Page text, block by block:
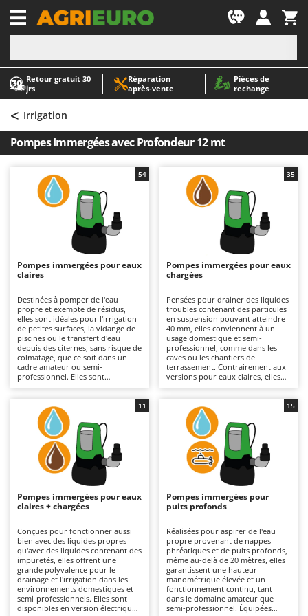
Retour gratuit 30
jrs
Réparation
après‑vente
Pièces de
rechange
-1
A
Abris de jardin
Accessoires pour tracteurs tondeuses autoportés
Aérateurs Scarificateurs pour gazon
Arracheuses de pommes de terre pour tracteur
Aspirateurs - Balais Électriques
Aspirateurs à cendres
Aspirateurs à feuilles sur roues
Aspirateurs de piscine
Aspirateurs Multifonctions
Atomiseurs agricoles pour tracteurs
Atomiseurs pour traitements
Autolaveuses
Autres produits
B
Balayeuses
Bancs de scie pour le bois - Scies à bûches
Barbecues
Bennes pour tracteur
Brosses pour sols extérieurs
Brouettes à moteur
Broyeurs à axe horizontal pour tracteur
Butteurs pour tracteur
C
Chargeurs de batterie - Démarreurs
Charrues pour tracteur
A
AgriEuro Premium
AgriEuro TOP-LINE
AGT
Aima
Airmec
ALA 2000
Alpina
Ama
Ambrogio Robot
Annovi Reverberi
ANTHBOT
Archman
Ardes
Argo
Ariete
Attila
Ausonia
Awelco
B
Baesso
Bahco
< Irrigation
Pompes Immergées avec Profondeur 12 mt
Pompes immergées pour eaux
claires
Destinées à pomper de l'eau
propre et exempte de résidus,
elles sont idéales pour l'irrigation
de petites surfaces, la vidange de
piscines ou le transfert d'eau
depuis des citernes, sans risque de
colmatage, que ce soit dans un
cadre amateur ou semi-
professionnel. Elles sont
électrique nécessaire au
fonctionnement) qu'en version à
batterie rechargeable, ce qui offre
une plus grande liberté
d'utilisation et une autonomie
prolongée grâce au remplacement
de la batterie déchargée. Modèles
en acier inoxydable disponibles
pour une meilleure résistance à la
corrosion. Pour maintenir leur
efficacité, il est important de
contrôler la roue et les passages
batterie, il est recommandé de
gérer correctement la charge
pendant les périodes
d'inutilisation.
54
Pompes immergées pour eaux
chargées
Pensées pour drainer des liquides
troubles contenant des particules
en suspension pouvant atteindre
40 mm, elles conviennent à un
usage domestique et semi-
professionnel, comme dans les
caves ou les chantiers de
terrassement. Contrairement aux
versions pour eaux claires, elles
fonctionnement. Elles sont
disponibles aussi bien en version
monophasée, qui nécessite un
raccordement au réseau
électrique, qu'en version à
batterie rechargeable, utile pour
travailler en l'absence de courant
et avec une autonomie extensible
grâce à une batterie de rechange.
Certains modèles dotés d'une
structure en acier inox
garantissent une plus grande
contrôler et de nettoyer la turbine
et les passages internes, ainsi que
de maintenir la batterie chargée
lorsqu'elle n'est pas utilisée.
35
Pompes immergées pour eaux
claires + chargées
Conçues pour fonctionner aussi
bien avec des liquides propres
qu'avec des liquides contenant des
impuretés, elles offrent une
grande polyvalence pour le
drainage et l'irrigation dans les
environnements domestiques et
semi-professionnels. Elles sont
disponibles en version électrique
11
Pompes immergées pour
puits profonds
Réalisées pour aspirer de l'eau
propre provenant de nappes
phréatiques et de puits profonds,
même au-delà de 20 mètres, elles
garantissent une hauteur
manométrique élevée et un
fonctionnement continu, tant
dans le domaine amateur que
semi-professionnel. Équipées
15